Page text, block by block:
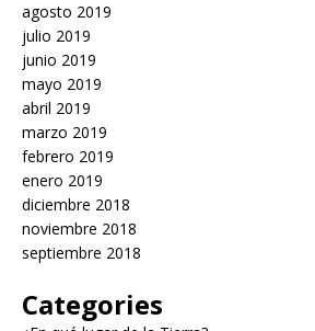
agosto 2019
julio 2019
junio 2019
mayo 2019
abril 2019
marzo 2019
febrero 2019
enero 2019
diciembre 2018
noviembre 2018
septiembre 2018
Categories